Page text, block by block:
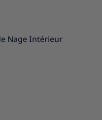
Nage Intérieur